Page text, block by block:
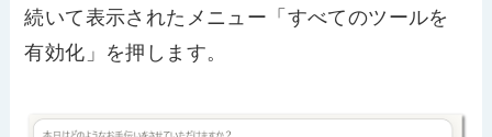
続いて表示されたメニュー「すべてのツールを
有効化」を押します。